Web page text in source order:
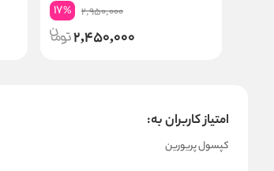
2,950,000
17%
2,450,000
امتیاز کاربران به:
کپسول پریورین